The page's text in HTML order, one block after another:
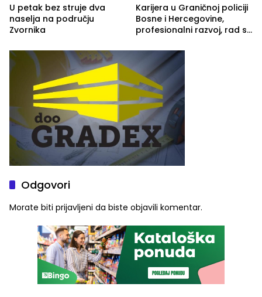
U petak bez struje dva
naselja na području
Zvornika
Karijera u Graničnoj policiji
Bosne i Hercegovine,
profesionalni razvoj, rad sa
služba građanima
Odgovori
Morate biti prijavljeni da biste objavili komentar.